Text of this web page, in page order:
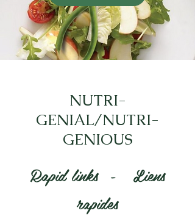
NUTRI-
GENIAL/NUTRI-
GENIOUS
Rapid links - Liens
rapides